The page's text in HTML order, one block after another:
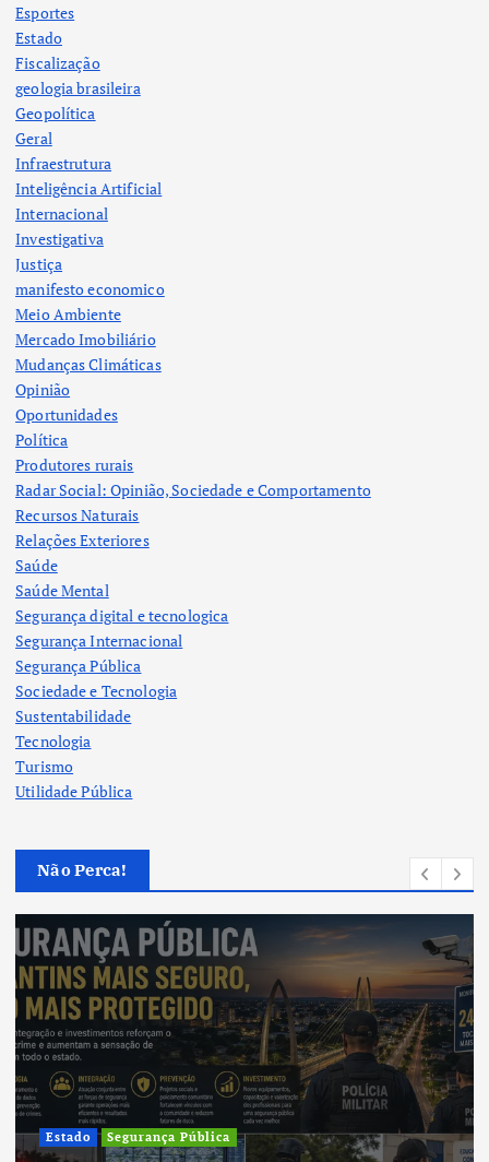
Esportes
Estado
Fiscalização
geologia brasileira
Geopolítica
Geral
Infraestrutura
Inteligência Artificial
Internacional
Investigativa
Justiça
manifesto economico
Meio Ambiente
Mercado Imobiliário
Mudanças Climáticas
Opinião
Oportunidades
Política
Produtores rurais
Radar Social: Opinião, Sociedade e Comportamento
Recursos Naturais
Relações Exteriores
Saúde
Saúde Mental
Segurança digital e tecnologica
Segurança Internacional
Segurança Pública
Sociedade e Tecnologia
Sustentabilidade
Tecnologia
Turismo
Utilidade Pública
Não Perca!
Cultura
Cultura do Tocantins preserva